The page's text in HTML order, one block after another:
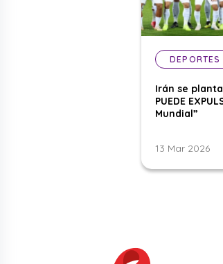
DEPORTES
Irán se
PUEDE
Mundial”
13 Mar 2026